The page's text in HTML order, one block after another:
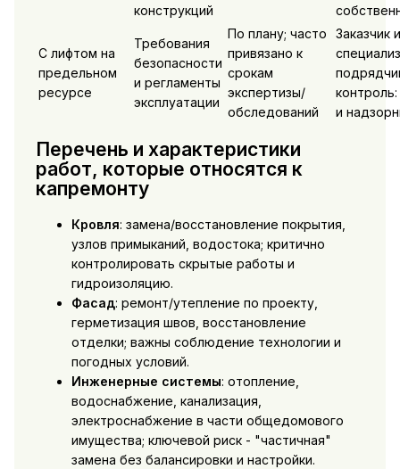
конструкций
С лифтом на
предельном
ресурсе
Требования
безопасности
и регламенты
эксплуатации
По плану; часто
привязано к
срокам
экспертизы/
обследований
Заказчик и
и
Перечень и характеристики
работ, которые относятся к
капремонту
Кровля: замена/восстановление покрытия,
узлов примыканий, водостока; критично
контролировать скрытые работы и
гидроизоляцию.
Фасад: ремонт/утепление по проекту,
герметизация швов, восстановление
отделки; важны соблюдение технологии и
погодных условий.
Инженерные системы: отопление,
водоснабжение, канализация,
электроснабжение в части общедомового
имущества; ключевой риск - "частичная"
замена без балансировки и настройки.